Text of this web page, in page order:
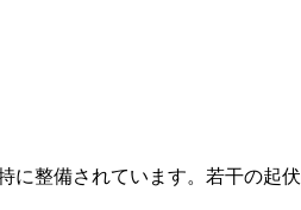
に整備されています。若干の起伏